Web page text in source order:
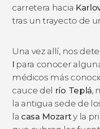
carretera hacia
tras un trayecto de
Una vez allí, nos
I para conocer
médicos más
cauce del río Teplá,
la antigua sede de
la casa Mozarty la